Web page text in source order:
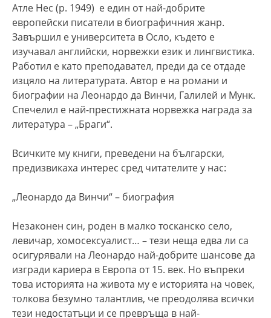
Атле Нес (р. 1949) е един от най-добрите
европейски писатели в биографичния жанр.
Завършил е университета в Осло, където е
изучавал английски, норвежки език и лингвистика.
Работил е като преподавател, преди да се отдаде
изцяло на литературата. Автор е на романи и
биографии на Леонардо да Винчи, Галилей и Мунк.
Спечелил е най-престижната норвежка награда за
литература –„Браги“.
Всичките му книги, преведени на български,
предизвикаха интерес сред читателите у нас:
„Леонардо да Винчи“ – биография
Незаконен син, роден в малко тосканско село,
левичар, хомосексуалист… – тези неща едва ли са
осигурявали на Леонардо най-добрите шансове да
изгради кариера в Европа от 15. век. Но въпреки
това историята на живота му е историята на човек,
толкова безумно талантлив, че преодолява всички
тези недостатъци и се превръща в най-